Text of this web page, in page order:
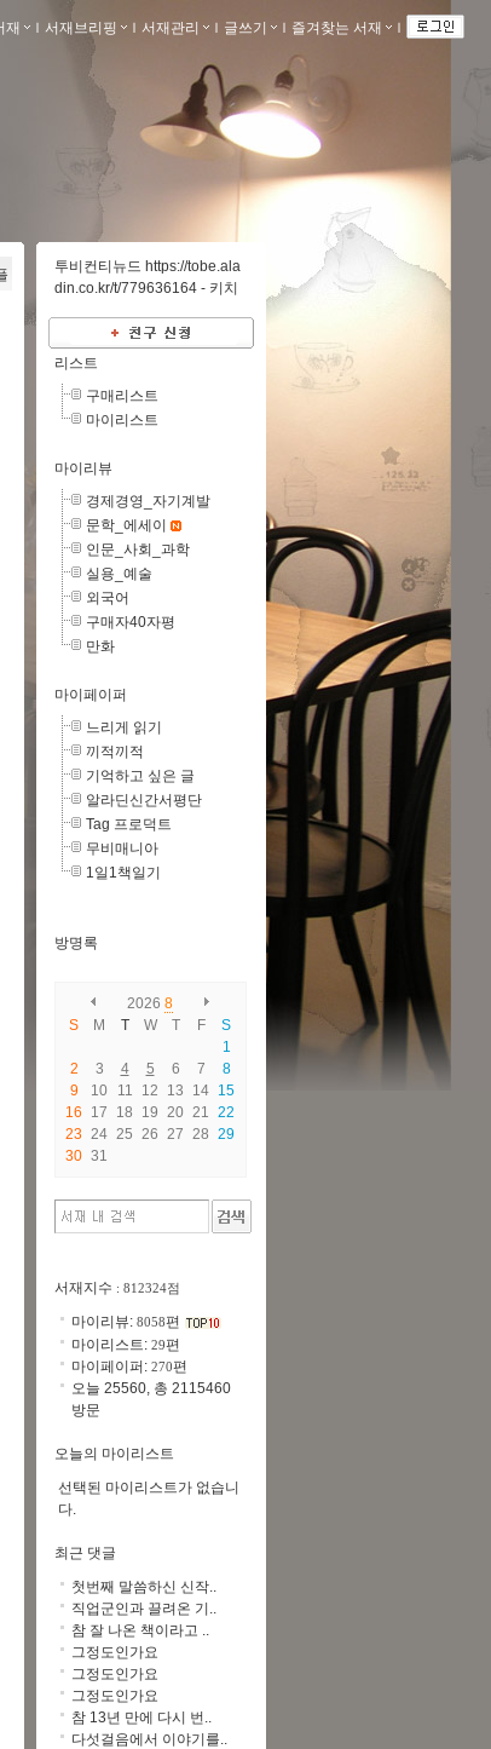
재 ｌ 서재브리핑 ｌ 서재관리 ｌ 글쓰기 ｌ 즐겨찾는 서재 ｌ
투비컨티뉴드 https://tobe.ala
din.co.kr/t/779636164 - 키치
리스트
구매리스트
마이리스트
마이리뷰
경제경영_자기계발
문학_에세이
인문_사회_과학
실용_예술
외국어
구매자40자평
만화
마이페이퍼
느리게 읽기
끼적끼적
기억하고 싶은 글
알라딘신간서평단
Tag 프로덕트
무비매니아
1일1책일기
방명록
2026 8
S
M T W T F
S
1
2
3 4 5 6 7
8
9
10 11 12 13 14 15
16
17 18 19 20 21 22
23 24 25 26 27 28 29
30 31
서재지수 : 812324점
마이리뷰: 8058편
마이리스트: 29편
마이페이퍼: 270편
오늘 25560, 총 2115460
방문
오늘의 마이리스트
선택된 마이리스트가 없습니
다.
최근 댓글
첫번째 말씀하신 신작..
직업군인과 끌려온 기..
참 잘 나온 책이라고 ..
그정도인가요
그정도인가요
그정도인가요
참 13년 만에 다시 번..
다섯걸음에서 이야기를..